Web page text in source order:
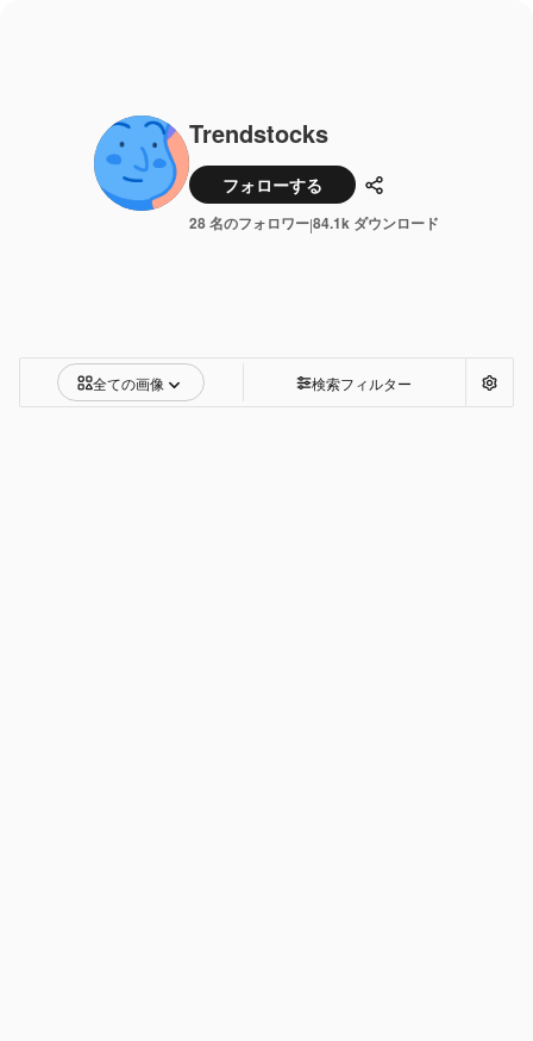
Trendstocks
フォローする 共有
28 名のフォロワー|84.1k ダウンロード
全ての画像 検索フィルター